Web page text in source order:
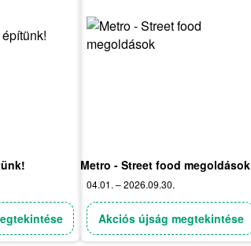
Metro - Street food megoldások
04.01. – 2026.09.30.
Akciós újság megtekintése